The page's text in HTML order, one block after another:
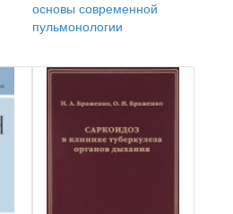
основы современной
пульмонологии